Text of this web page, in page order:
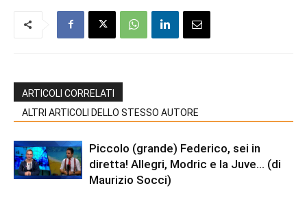
ARTICOLI CORRELATI
ALTRI ARTICOLI DELLO STESSO AUTORE
Piccolo (grande) Federico, sei in
diretta! Allegri, Modric e la Juve… (di
Maurizio Socci)